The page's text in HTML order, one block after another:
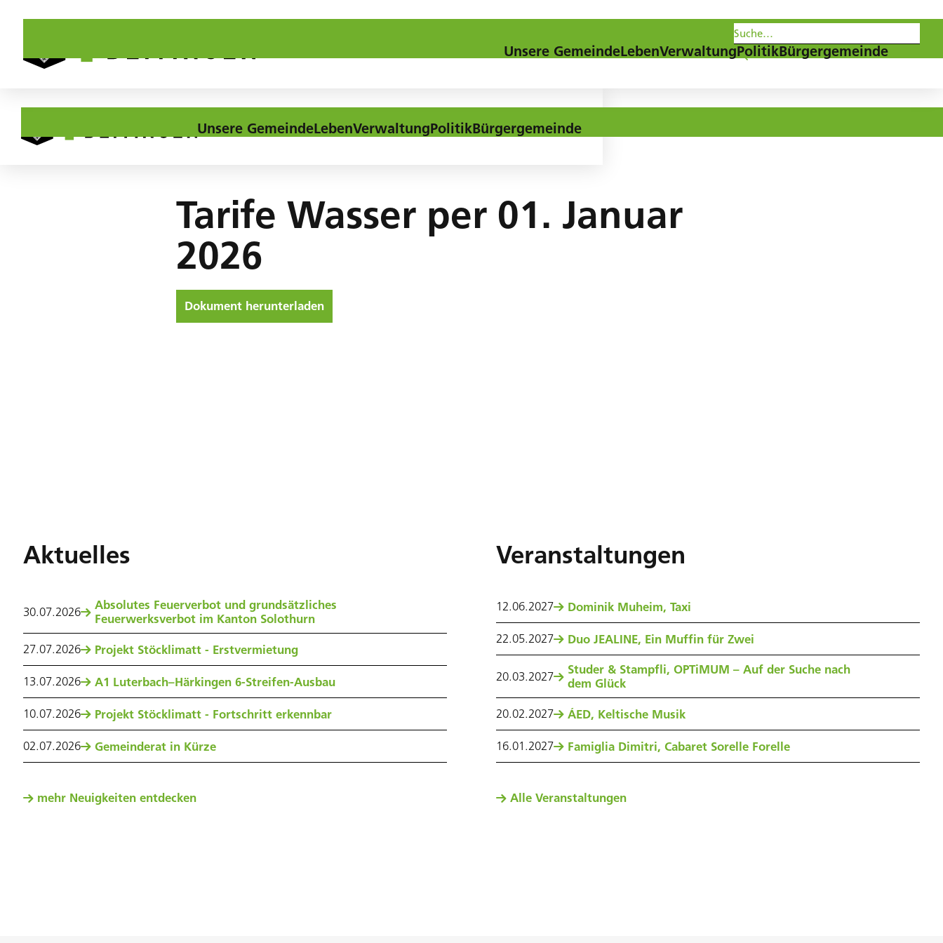
Unsere GemeindeLebenVerwaltungPolitikBürgergemeinde
Unsere GemeindeLebenVerwaltungPolitikBürgergemeinde
Tarife Wasser per 01. Januar 2026
Tarife Wasser per 01. Januar
2026
Dokument herunterladen
Aktuelles
30.07.2026
Absolutes Feuerverbot und grundsätzliches
Feuerwerksverbot im Kanton Solothurn
27.07.2026 Projekt Stöcklimatt - Erstvermietung
13.07.2026 A1 Luterbach–Härkingen 6-Streifen-Ausbau
10.07.2026 Projekt Stöcklimatt - Fortschritt erkennbar
02.07.2026 Gemeinderat in Kürze
mehr Neuigkeiten entdecken
Veranstaltungen
12.06.2027 Dominik Muheim, Taxi
22.05.2027 Duo JEALINE, Ein Muffin für Zwei
20.03.2027
Studer & Stampfli, OPTiMUM – Auf der Suche nach
dem Glück
20.02.2027 ÁED, Keltische Musik
16.01 .2027 Famiglia Dimitri, Cabaret Sorelle Forelle
Alle Veranstaltungen